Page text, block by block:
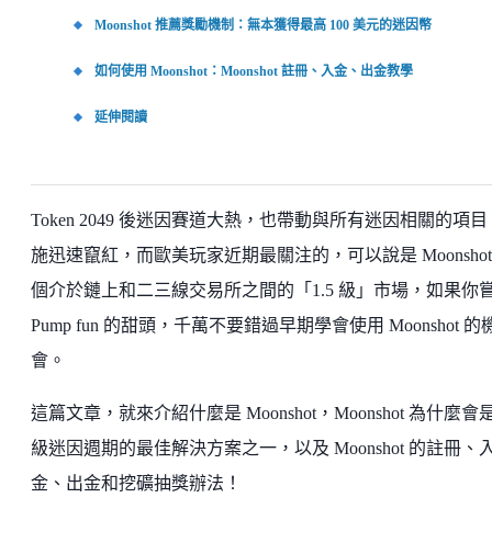
Moonshot 推薦獎勵機制：無本獲得最高 100 美元的迷因幣
如何使用 Moonshot：Moonshot 註冊、入金、出金教學
延伸閱讀
Token 2049 後迷因賽道大熱，也帶動與所有迷因相關的項目
施迅速竄紅，而歐美玩家近期最關注的，可以說是
個介於鏈上和二三線交易所之間的「1.5 級」市場，如果你
Pump fun 的甜頭，千萬不要錯過早期學會使用 Moonshot 的
會。
這篇文章，就來介紹什麼是 Moonshot，Moonshot 為什麼會
級迷因週期的最佳解決方案之一，以及 Moonshot 的註冊、
金、出金和挖礦抽獎辦法！